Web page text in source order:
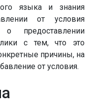
языка и знания
от условия
предоставлении
с тем, что это
причины, на
от условия.